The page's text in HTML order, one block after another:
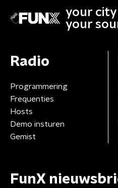
your city
your
Radio
Programmering
Frequenties
Hosts
Demo insturen
Gemist
FunX